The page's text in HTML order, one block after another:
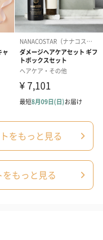
ティング）
ーンのメッセージカ
変更する場合がありま
をもっと見る
もっと見る